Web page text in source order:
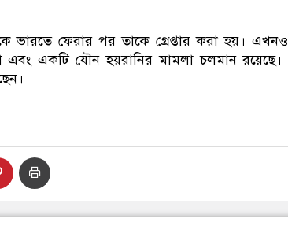
ভারতে ফেরার পর তাকে গ্রেপ্তার করা হয়।
এবং একটি যৌন হয়রানির মামলা চলমান